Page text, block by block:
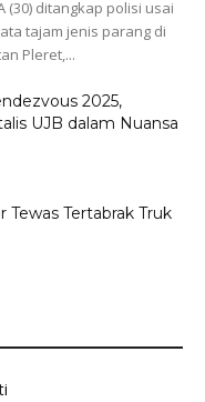
(30) ditangkap polisi usai
tajam jenis parang di
Pleret,...
2025,
UJB dalam Nuansa
Tewas Tertabrak Truk